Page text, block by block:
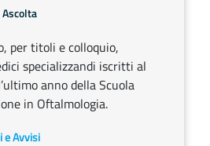
Ascolta
per titoli e colloquio,
specializzandi iscritti al
anno della Scuola
in Oftalmologia.
e Avvisi